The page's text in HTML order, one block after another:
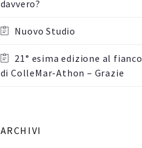
davvero?
Nuovo Studio
21° esima edizione al fianco
di ColleMar-Athon – Grazie
ARCHIVI